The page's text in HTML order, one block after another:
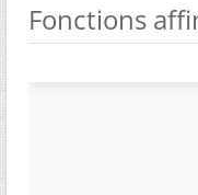
Fonctions